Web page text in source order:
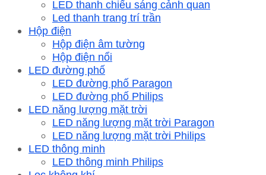
LED thanh chiếu sáng cảnh quan
Led thanh trang trí trần
Hộp điện
Hộp điện âm tường
Hộp điện nổi
LED đường phố
LED đường phố Paragon
LED đường phố Philips
LED năng lượng mặt trời
LED năng lượng mặt trời Paragon
LED năng lượng mặt trời Philips
LED thông minh
LED thông minh Philips